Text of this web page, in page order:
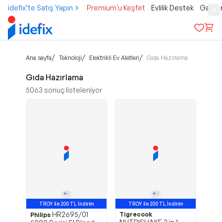
idefix’te Satış Yapın Premium'u Keşfet Evlilik Destek
Ana sayfa/ Teknoloji/ Elektrikli Ev Aletleri/ Gıda Hazırlama
Gıda Hazırlama
5063 sonuç listeleniyor
TROY ile 200 TL İndirim
Philips HR2695/01
TROY ile 200 TL İndirim
Tigrecook